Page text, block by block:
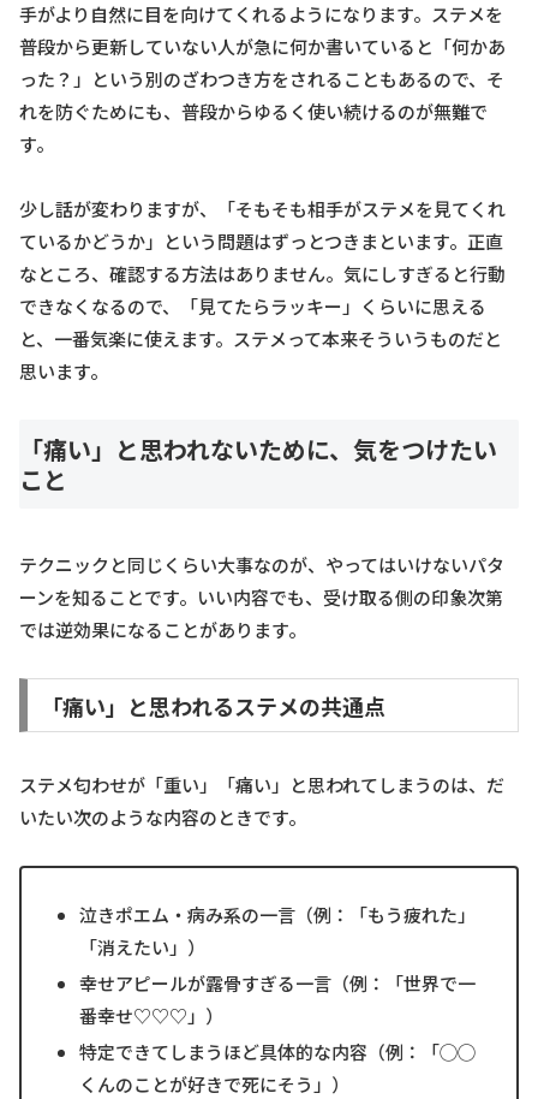
手がより自然に目を向けてくれるようになります。ステメを
普段から更新していない人が急に何か書いていると「何かあ
った？」という別のざわつき方をされることもあるので、そ
れを防ぐためにも、普段からゆるく使い続けるのが無難で
す。
少し話が変わりますが、「そもそも相手がステメを見てくれ
ているかどうか」という問題はずっとつきまといます。正直
なところ、確認する方法はありません。気にしすぎると行動
できなくなるので、「見てたらラッキー」くらいに思える
と、一番気楽に使えます。ステメって本来そういうものだと
思います。
「痛い」と思われないために、気をつけたい
こと
テクニックと同じくらい大事なのが、やってはいけないパタ
ーンを知ることです。いい内容でも、受け取る側の印象次第
では逆効果になることがあります。
「痛い」と思われるステメの共通点
ステメ匂わせが「重い」「痛い」と思われてしまうのは、だ
いたい次のような内容のときです。
泣きポエム・病み系の一言（例：「もう疲れた」
「消えたい」）
幸せアピールが露骨すぎる一言（例：「世界で一
番幸せ♡♡♡」）
特定できてしまうほど具体的な内容（例：「◯◯
くんのことが好きで死にそう」）